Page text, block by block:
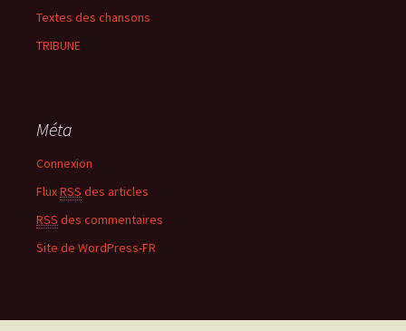
Textes des chansons
TRIBUNE
Méta
Connexion
FluxRSS des articles
RSS des commentaires
Site de WordPress-FR